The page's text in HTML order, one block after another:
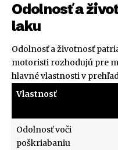
Odolnosť a
laku
Odolnosť a životnosť
motoristi rozhodujú pre
hlavné vlastnosti v
Vlastnosť
Odolnosť voči
poškriabaniu